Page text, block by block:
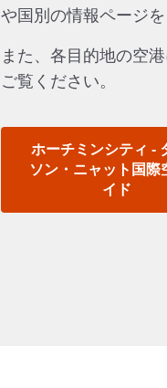
や国別の情報ページを
また、各目的地の空
ご覧ください。
ホーチミンシティ -
ソン・ニャット国際
イド